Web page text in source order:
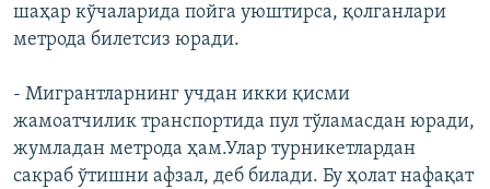
шаҳар кўчаларида пойга уюштирса, қолганлари
метрода билетсиз юради.
- Мигрантларнинг учдан икки қисми
жамоатчилик транспортида пул тўламасдан юради,
жумладан метрода ҳам.Улар турникетлардан
сакраб ўтишни афзал, деб билади. Бу ҳолат нафақат